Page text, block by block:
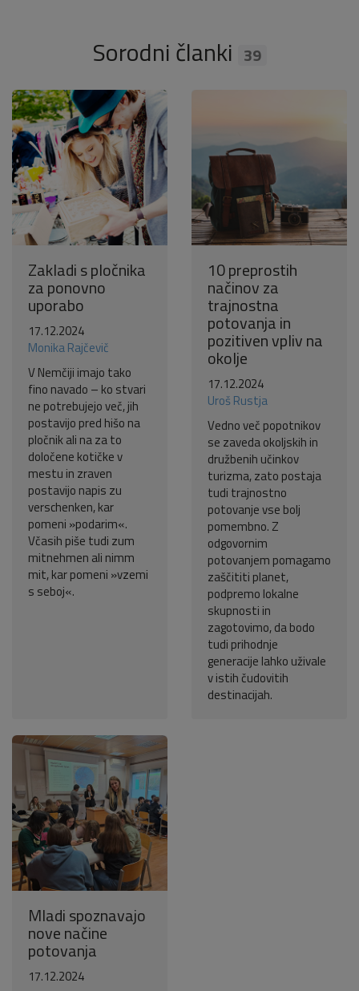
Sorodni članki 39
Zakladi s pločnika
za ponovno
uporabo
17.12.2024
Monika Rajčevič
V Nemčiji imajo tako
fino navado – ko stvari
ne potrebujejo več, jih
postavijo pred hišo na
pločnik ali na za to
določene kotičke v
mestu in zraven
postavijo napis zu
verschenken, kar
pomeni »podarim«.
Včasih piše tudi zum
mitnehmen ali nimm
mit, kar pomeni »vzemi
s seboj«.
10 preprostih
načinov za
trajnostna
potovanja in
pozitiven vpliv na
okolje
17.12.2024
Uroš Rustja
Vedno več popotnikov
se zaveda okoljskih in
družbenih učinkov
turizma, zato postaja
tudi trajnostno
potovanje vse bolj
pomembno. Z
odgovornim
potovanjem pomagamo
zaščititi planet,
podpremo lokalne
skupnosti in
zagotovimo, da bodo
tudi prihodnje
generacije lahko uživale
v istih čudovitih
destinacijah.
Mladi spoznavajo
nove načine
potovanja
17.12.2024